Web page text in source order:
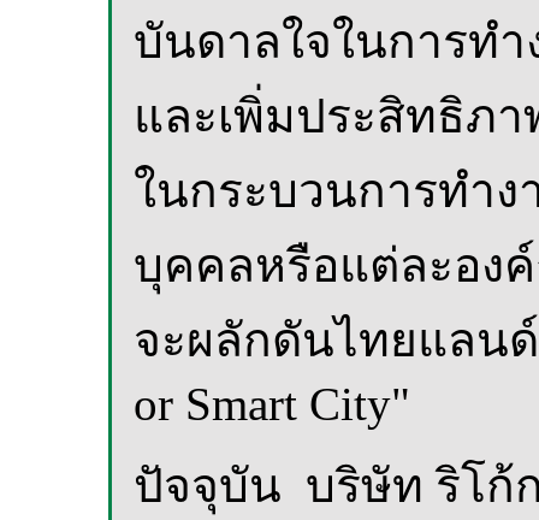
บันดาลใจในการทำ
และเพิ่มประสิทธิภ
ในกระบวนการทำ
บุคคลหรือแต่ละอง
จะผลักดันไทยแลนด์
or Smart City"
ปัจจุบัน บริษัท ริโก้